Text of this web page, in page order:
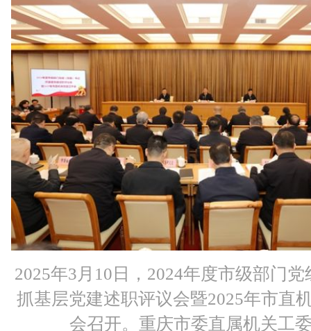
2025年3月10日，2024年度市级部门
抓基层党建述职评议会暨2025年市直
会召开。重庆市委直属机关工